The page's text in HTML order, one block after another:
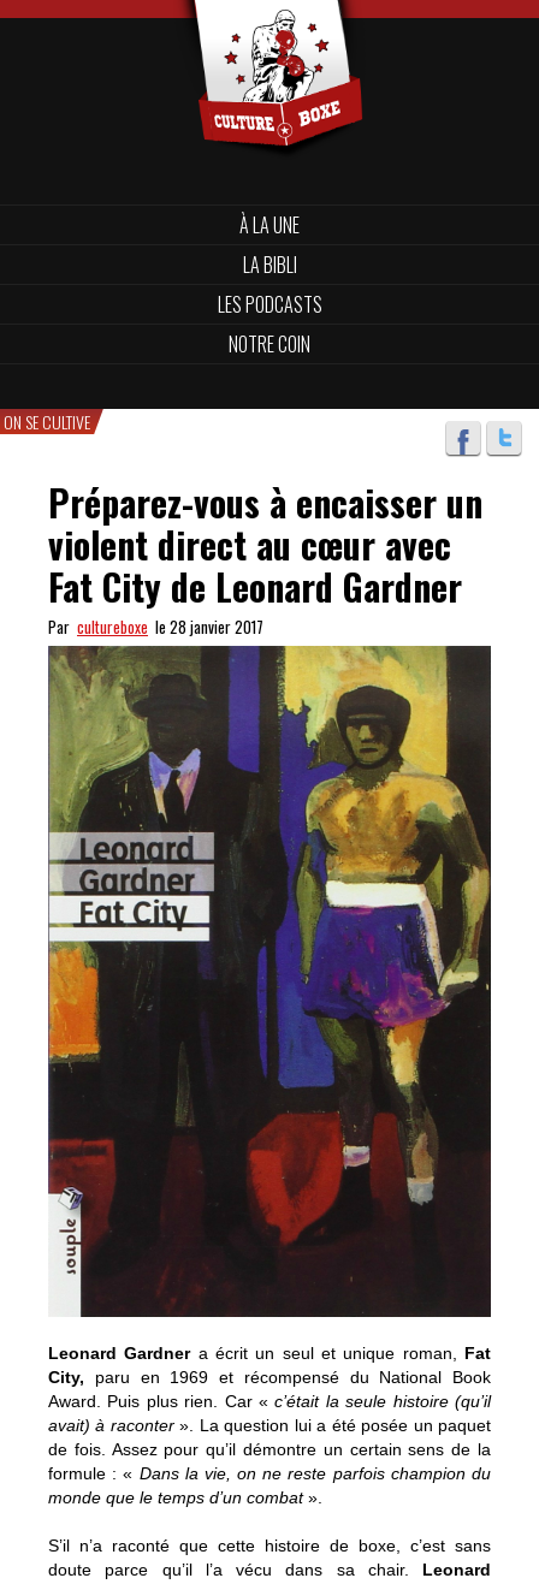
À LA UNE
LA BIBLI
LES PODCASTS
NOTRE COIN
ON SE CULTIVE
Préparez-vous à encaisser un
violent direct au cœur avec
Fat City de Leonard Gardner
Par cultureboxe le 28 janvier 2017
Leonard Gardnera écrit un seul et unique roman, Fat
City, paru en 1969 et récompensé du National Book
Award. Puis plus rien. Car «c’était la seule histoire (qu’il
avait) à raconter». La question lui a été posée un paquet
de fois. Assez pour qu’il démontre un certain sens de la
formule : « Dans la vie, on ne reste parfois champion du
monde que le temps d’un combat».
S’il n’a raconté que cette histoire de boxe, c’est sans
doute parce qu’il l’a vécu dans sa chair. Leonard